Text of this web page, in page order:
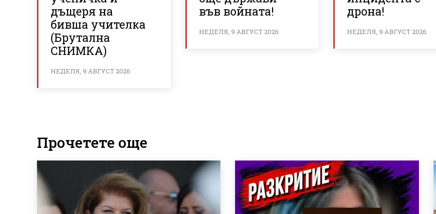
дъщеря на
бивша учителка
(Брутална
СНИМКА)
НЕДЕЛЯ, 9 АВГУСТ 2026
във войната!
НЕДЕЛЯ, 9 АВГУСТ 2026
дрона!
НЕДЕЛЯ, 9 АВГУСТ 2026
Прочетете още